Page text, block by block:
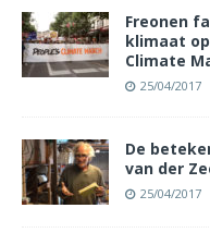
Freonen
klimaat
Climate
25/04/2017
De
van der
25/04/2017